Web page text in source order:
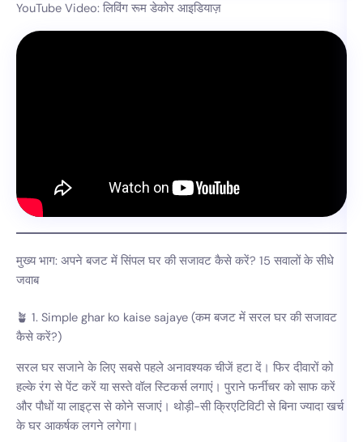
YouTube Video: लिविंग रूम डेकोर आइडियाज़
मुख्य भाग: अपने बजट में सिंपल घर की सजावट कैसे करें? 15 सवालों के सीधे
जवाब
🪴 1. Simple ghar ko kaise sajaye (कम बजट में सरल घर की सजावट
कैसे करें?)
सरल घर सजाने के लिए सबसे पहले अनावश्यक चीजें हटा दें। फिर दीवारों को
हल्के रंग से पेंट करें या सस्ते वॉल स्टिकर्स लगाएं। पुराने फर्नीचर को साफ करें
और पौधों या लाइट्स से कोने सजाएं। थोड़ी-सी क्रिएटिविटी से बिना ज्यादा खर्च
के घर आकर्षक लगने लगेगा।